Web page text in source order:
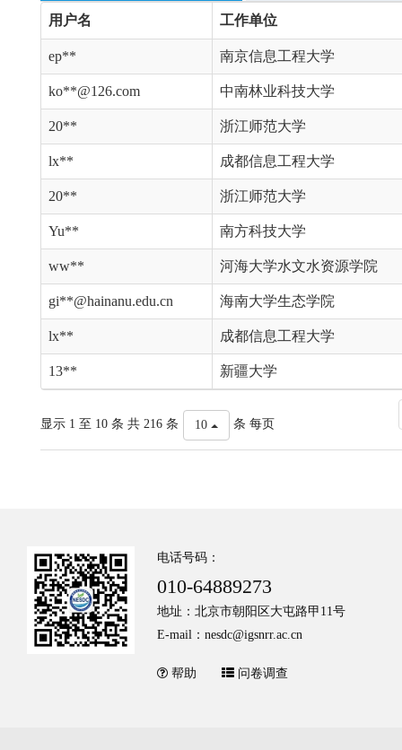
用户名 工作单位
ep** 南京信息工程大学
ko**@126.com 中南林业科技大学
20** 浙江师范大学
lx** 成都信息工程大学
20** 浙江师范大学
Yu** 南方科技大学
ww** 河海大学水文水资源学院
gi**@hainanu.edu.cn 海南大学生态学院
lx** 成都信息工程大学
13** 新疆大学
显示 1 至 10 条 共 216 条 10 条 每页
电话号码：
010-64889273
地址：北京市朝阳区大屯路甲11号
E-mail：nesdc@igsnrr.ac.cn
帮助 问卷调查